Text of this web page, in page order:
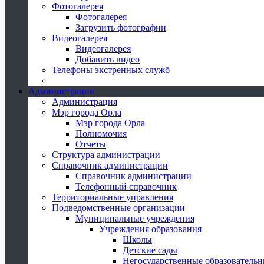
Фотогалерея
Фотогалерея
Загрузить фотографии
Видеогалерея
Видеогалерея
Добавить видео
Телефоны экстренных служб
Администрация
Администрация
Мэр города Орла
Мэр города Орла
Полномочия
Отчеты
Структура администрации
Справочник администрации
Справочник администрации
Телефонный справочник
Территориальные управления
Подведомственные организации
Муниципальные учреждения
Учреждения образования
Школы
Детские сады
Негосударственные